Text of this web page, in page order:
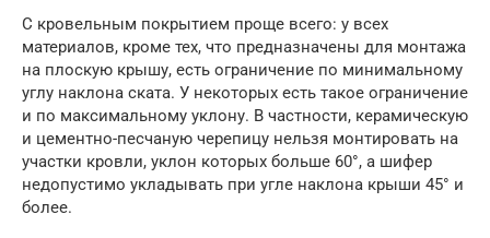
С кровельным покрытием проще всего: у всех
материалов, кроме тех, что предназначены для монтажа
на плоскую крышу, есть ограничение по минимальному
углу наклона ската. У некоторых есть такое ограничение
и по максимальному уклону. В частности, керамическую
и цементно-песчаную черепицу нельзя монтировать на
участки кровли, уклон которых больше 60°, а шифер
недопустимо укладывать при угле наклона крыши 45° и
более.